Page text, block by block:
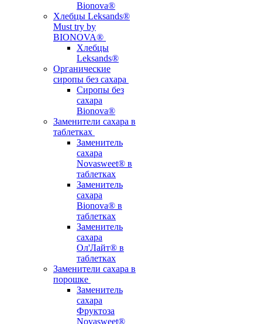
Bionova®
Хлебцы Leksands®
Must try by
BIONOVA®
Хлебцы
Leksands®
Органические
сиропы без сахара
Сиропы без
сахара
Bionova®
Заменители сахара в
таблетках
Заменитель
сахара
Novasweet® в
таблетках
Заменитель
сахара
Bionova® в
таблетках
Заменитель
сахара
Ол'Лайт® в
таблетках
Заменители сахара в
порошке
Заменитель
сахара
Фруктоза
Novasweet®